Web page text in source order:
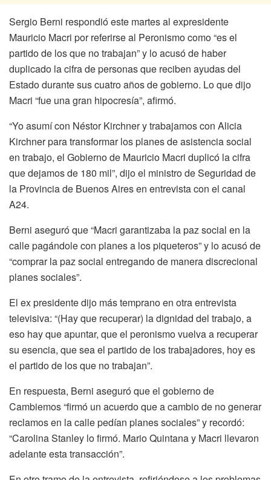
Sergio Berni respondió este martes al expresidente
Mauricio Macri por referirse al Peronismo como “es el
partido de los que no trabajan” y lo acusó de haber
duplicado la cifra de personas que reciben ayudas del
Estado durante sus cuatro años de gobierno. Lo que dijo
Macri “fue una gran hipocresía”, afirmó.
“Yo asumí con Néstor Kirchner y trabajamos con Alicia
Kirchner para transformar los planes de asistencia social
en trabajo, el Gobierno de Mauricio Macri duplicó la cifra
que dejamos de 180 mil”, dijo el ministro de Seguridad de
la Provincia de Buenos Aires en entrevista con el canal
A24.
Berni aseguró que “Macri garantizaba la paz social en la
calle pagándole con planes a los piqueteros” y lo acusó de
“comprar la paz social entregando de manera discrecional
planes sociales”.
El ex presidente dijo más temprano en otra entrevista
televisiva: “(Hay que recuperar) la dignidad del trabajo, a
eso hay que apuntar, que el peronismo vuelva a recuperar
su esencia, que sea el partido de los trabajadores, hoy es
el partido de los que no trabajan”.
En respuesta, Berni aseguró que el gobierno de
Cambiemos “firmó un acuerdo que a cambio de no generar
reclamos en la calle pedían planes sociales” y recordó:
“Carolina Stanley lo firmó. Mario Quintana y Macri llevaron
adelante esta transacción”.